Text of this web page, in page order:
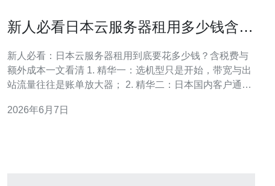
新人必看日本云服务器租用多少钱含税
新人必看：日本云服务器租用到底要花多少钱？含税费与
额外成本一文看清 1. 精华一：选机型只是开始，带宽与出
站流量往往是账单放大器； 2. 精华二：日本国内客户通常
必看发票； 3. 精华三：别只比较CPU/内存价格，公网IP、
2026年6月7日